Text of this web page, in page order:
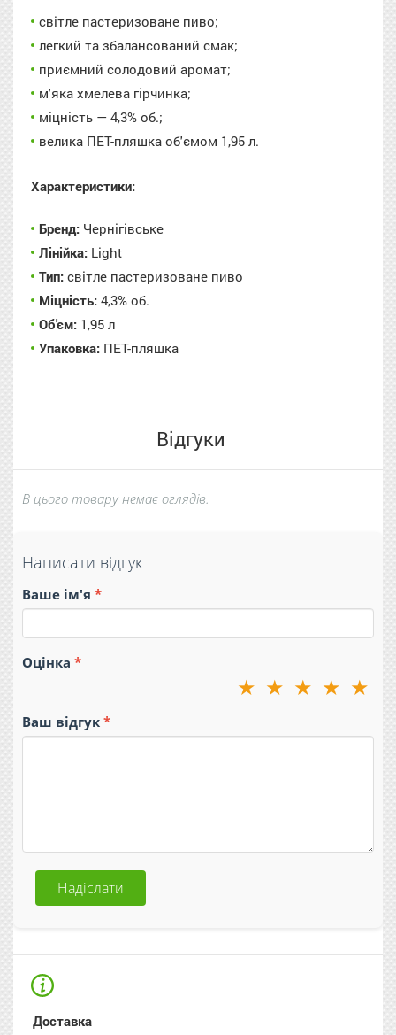
світле пастеризоване пиво;
легкий та збалансований смак;
приємний солодовий аромат;
м'яка хмелева гірчинка;
міцність — 4,3% об.;
велика ПЕТ-пляшка об'ємом 1,95 л.
Характеристики:
Бренд: Чернігівське
Лінійка: Light
Тип: світле пастеризоване пиво
Міцність: 4,3% об.
Об'єм: 1,95 л
Упаковка: ПЕТ-пляшка
Відгуки
В цього товару немає оглядів.
Написати відгук
Ваше ім'я
Оцінка
★
★
★
★
★
Ваш відгук
Надіслати
Доставка